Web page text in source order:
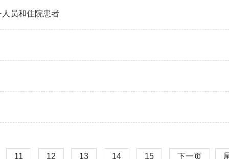
员和住院患者
11 12 13 14 15 下一页